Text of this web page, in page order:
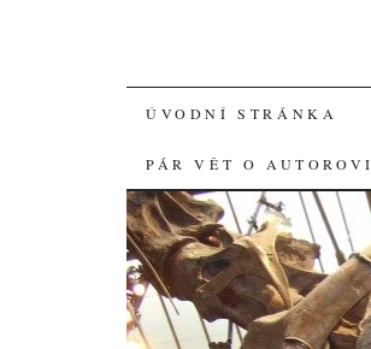
SKIP
TO
CONTENT
ÚVODNÍ STRÁNKA
PÁR VĚT O AUTOROVI